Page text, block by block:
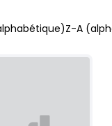
Z-A